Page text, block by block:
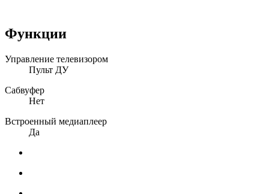
Функции
Управление телевизором
Пульт ДУ
Сабвуфер
Нет
Встроенный медиаплеер
Да